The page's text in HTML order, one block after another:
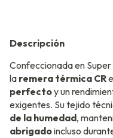
Descripción
Confeccionada en
la remera térmica CR
perfectoy un
exigentes. Su tejido
de la humedad,
abrigadoincluso